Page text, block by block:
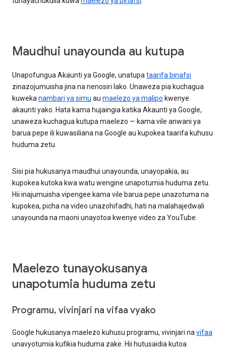
Maudhui unayounda au kutupa
Unapofungua Akaunti ya Google, unatupataarifa binafsi
zinazojumuisha jina na nenosiri lako. Unaweza pia kuchagua
kuwekanambari ya simu au maelezo ya malipo kwenye
akaunti yako. Hata kama hujaingia katika Akaunti ya Google,
unaweza kuchagua kutupa maelezo — kama vile anwani ya
barua pepe ili kuwasiliana na Google au kupokea taarifa kuhusu
huduma zetu.
Sisi pia hukusanya maudhui unayounda, unayopakia, au
kupokea kutoka kwa watu wengine unapotumia huduma zetu.
Hii inajumuisha vipengee kama vile barua pepe unazotuma na
kupokea, picha na video unazohifadhi, hati na malahajedwali
unayounda na maoni unayotoa kwenye video za YouTube.
Maelezo tunayokusanya
unapotumia huduma zetu
Programu, vivinjari na vifaa vyako
Google hukusanya maelezo kuhusu programu, vivinjari navifaa
unavyotumia kufikia huduma zake. Hii hutusaidia kutoa